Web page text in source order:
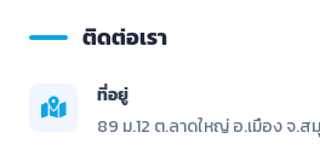
ติดต่อเรา
ที่อยู่
89 ม.12 ต.ลาดใหญ่ อ.เมือง จ.